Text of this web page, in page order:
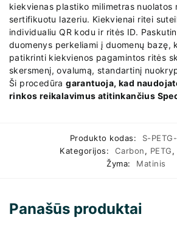
kiekvienas plastiko milimetras nuolatos
sertifikuotu lazeriu. Kiekvienai ritei
individualiu QR kodu ir ritės ID.
duomenys perkeliami į duomenų bazę,
patikrinti kiekvienos pagamintos ritės
skersmenį, ovalumą, standartinį
Ši procedūragarantuoja, kad
rinkos reikalavimus atitinkančius
Produkto kodas:
S-
Kategorijos:
Carbon, PETG,
Žyma:
Matinis
Panašūs produktai